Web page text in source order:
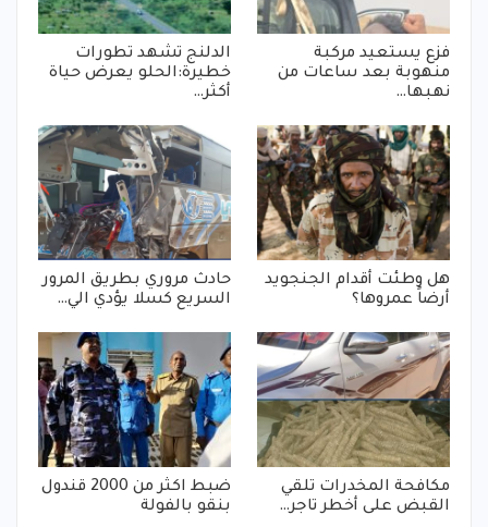
فزع يستعيد مركبة
منهوبة بعد ساعات من
نهبها…
الدلنج تشهد تطورات
خطيرة:الحلو يعرض حياة
أكثر…
هل وطئت أقدام الجنجويد
أرضاً عمروها؟
حادث مروري بطريق المرور
السريع كسلا يؤدي الي…
مكافحة المخدرات تلقي
القبض على أخطر تاجر…
ضبط اكثر من 2000 قندول
بنقو بالفولة